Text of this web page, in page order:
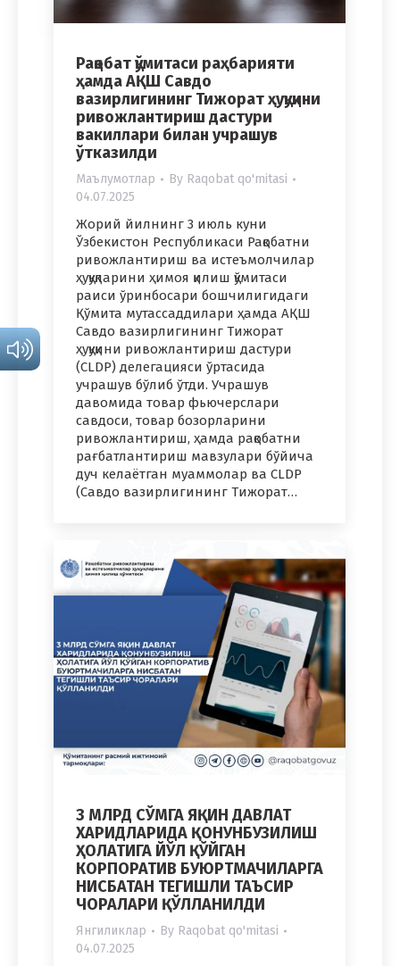
Рақобат қўмитаси раҳбарияти
ҳамда АҚШ Савдо
вазирлигининг Тижорат ҳуқуқини
ривожлантириш дастури
вакиллари билан учрашув
ўтказилди
Маълумотлар By Raqobat qo'mitasi
04.07.2025
Жорий йилнинг 3 июль куни
Ўзбекистон Республикаси Рақобатни
ривожлантириш ва истеъмолчилар
ҳуқуқларини ҳимоя қилиш қўмитаси
раиси ўринбосари бошчилигидаги
Қўмита мутассаддилари ҳамда АҚШ
Савдо вазирлигининг Тижорат
ҳуқуқини ривожлантириш дастури
(CLDP) делегацияси ўртасида
учрашув бўлиб ўтди. Учрашув
давомида товар фьючерслари
савдоси, товар бозорларини
ривожлантириш, ҳамда рақобатни
рағбатлантириш мавзулари бўйича
дуч келаётган муаммолар ва CLDP
(Савдо вазирлигининг Тижорат…
3 МЛРД СЎМГА ЯҚИН ДАВЛАТ
ХАРИДЛАРИДА ҚОНУНБУЗИЛИШ
ҲОЛАТИГА ЙЎЛ ҚЎЙГАН
КОРПОРАТИВ БУЮРТМАЧИЛАРГА
НИСБАТАН ТЕГИШЛИ ТАЪСИР
ЧОРАЛАРИ ҚЎЛЛАНИЛДИ
Янгиликлар By Raqobat qo'mitasi
04.07.2025